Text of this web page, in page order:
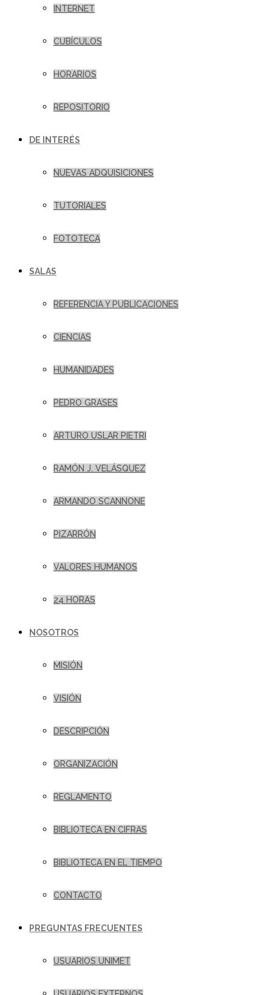
INTERNET
CUBÍCULOS
HORARIOS
REPOSITORIO
DE INTERÉS
NUEVAS ADQUISICIONES
TUTORIALES
FOTOTECA
SALAS
REFERENCIA Y PUBLICACIONES
CIENCIAS
HUMANIDADES
PEDRO GRASES
ARTURO USLAR PIETRI
RAMÓN J. VELÁSQUEZ
ARMANDO SCANNONE
PIZARRÓN
VALORES HUMANOS
24 HORAS
NOSOTROS
MISIÓN
VISIÓN
DESCRIPCIÓN
ORGANIZACIÓN
REGLAMENTO
BIBLIOTECA EN CIFRAS
BIBLIOTECA EN EL TIEMPO
CONTACTO
PREGUNTAS FRECUENTES
USUARIOS UNIMET